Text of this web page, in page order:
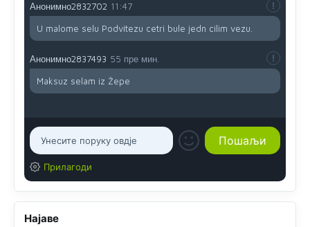
Анонимно2832702 11:47
U malome selu Podvitezu cetri bule jedn cilim vezu.
Анонимно2837493 55 пре мин.
Maksuz selam iz Žepe
Прилагоди
Најаве